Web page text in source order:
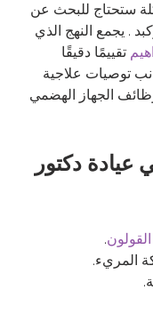
ستحتاج للبحث عن
. يجمع النهج الذي
تقييمًا دقيقًا
توصيات علاجية
الجهاز الهضمي
دكتور
.